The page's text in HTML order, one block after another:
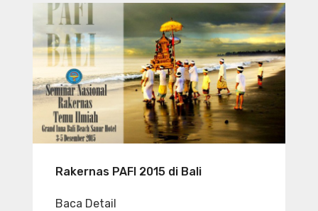
Rakernas PAFI 2015 di Bali
Baca Detail